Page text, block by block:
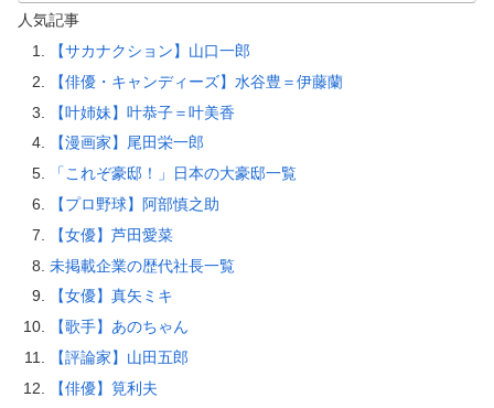
人気記事
【サカナクション】山口一郎
【俳優・キャンディーズ】水谷豊＝伊藤蘭
【叶姉妹】叶恭子＝叶美香
【漫画家】尾田栄一郎
「これぞ豪邸！」日本の大豪邸一覧
【プロ野球】阿部慎之助
【女優】芦田愛菜
未掲載企業の歴代社長一覧
【女優】真矢ミキ
【歌手】あのちゃん
【評論家】山田五郎
【俳優】筧利夫